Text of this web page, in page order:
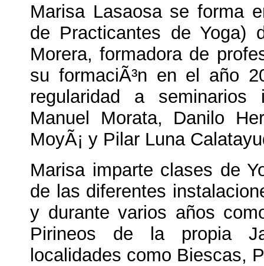
Marisa Lasaosa se forma
de Practicantes de Yoga)
Morera, formadora de
su formaciÃ³n en el año
regularidad a seminarios
Manuel Morata, Danilo
MoyÃ¡ y Pilar Luna
Marisa imparte clases de
de las diferentes
y durante varios años
Pirineos de la propia
localidades como Biescas,